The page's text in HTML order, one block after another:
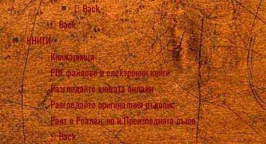
Back
Back
КНИГИ
Книжарница
PDF файлове и електронни книги
Разгледайте книгата онлайн
Разгледайте оригиналния ръкопис
Раят е Реален, но и Преизподнята също
Back